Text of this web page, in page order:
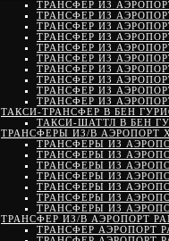
ТРАНСФЕР ИЗ
ТРАНСФЕР ИЗ
ТРАНСФЕР ИЗ
ТРАНСФЕР ИЗ
ТРАНСФЕР ИЗ
ТРАНСФЕР ИЗ
ТРАНСФЕР ИЗ
ТРАНСФЕР ИЗ
ТРАНСФЕР ИЗ
ТРАНСФЕР ИЗ
ТАКСИ-ТРАНСФЕР В БЕН
ТАКСИ-ШАТТЛ В БЕН
ТРАНСФЕРЫ ИЗ/В АЭРОПОРТ
ТРАНСФЕРЫ ИЗ
ТРАНСФЕРЫ ИЗ
ТРАНСФЕРЫ ИЗ
ТРАНСФЕРЫ ИЗ
ТРАНСФЕРЫ ИЗ
ТРАНСФЕРЫ ИЗ
ТРАНСФЕРЫ ИЗ
ТРАНСФЕР ИЗ/В АЭРОПОРТ
ТРАНСФЕР АЭРОПОРТ